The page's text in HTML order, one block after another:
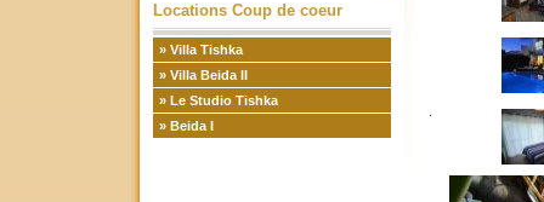
Locations Coup de coeur
» Villa Tishka
» Villa Beida II
» Le Studio Tishka
» Beida I